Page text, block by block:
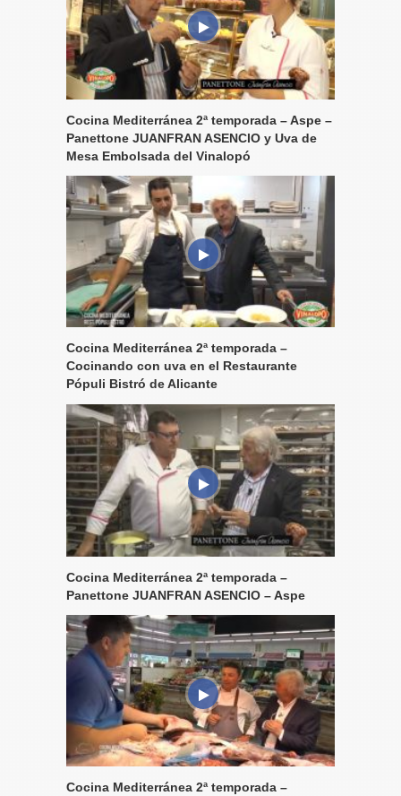
Cocina Mediterránea 2ª temporada – Aspe –
Panettone JUANFRAN ASENCIO y Uva de
Mesa Embolsada del Vinalopó
Cocina Mediterránea 2ª temporada –
Cocinando con uva en el Restaurante
Pópuli Bistró de Alicante
Cocina Mediterránea 2ª temporada –
Panettone JUANFRAN ASENCIO – Aspe
Cocina Mediterránea 2ª temporada –